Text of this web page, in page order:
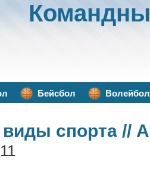
Бейсбол Волейбол
спорта //